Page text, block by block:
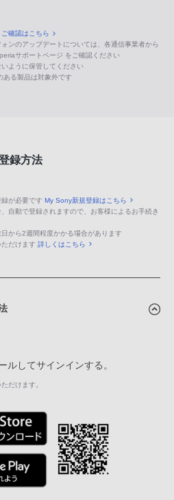
ご確認はこちら
ンのアップデートについては、各通信事業者から
サポートページ をご確認ください
ように保管してください
る製品は対象外です
録方法
が必要です My Sony新規登録はこちら
自動で登録されますので、お客様によるお手続き
から2週間程度かかる場合があります
だけます 詳しくはこちら
ルしてサインインする。
だけます。